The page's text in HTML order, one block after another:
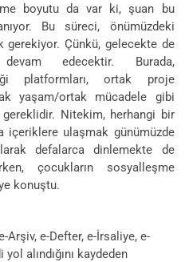
boyutu da var ki, şuan bu
Bu süreci, önümüzdeki
gerekiyor. Çünkü, gelecekte de
edecektir. Burada,
platformları, ortak proje
yaşam/ortak mücadele gibi
gereklidir. Nitekim, herhangi bir
içeriklere ulaşmak günümüzde
defalarca dinlemekte de
çocukların sosyalleşme
konuştu.
Arşiv, e-Defter, e-İrsaliye, e-
alındığını kaydeden